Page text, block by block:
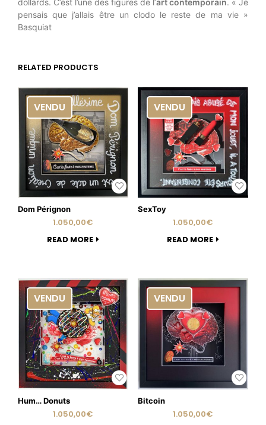
dollards. C’est l’une des figures de l’art contemporain. « Je
pensais que j’allais être un clodo le reste de ma vie »
Basquiat
RELATED PRODUCTS
VENDU
Dom Pérignon
1.050,00€
READ MORE
VENDU
SexToy
1.050,00€
READ MORE
VENDU
Hum… Donuts
1.050,00€
VENDU
Bitcoin
1.050,00€